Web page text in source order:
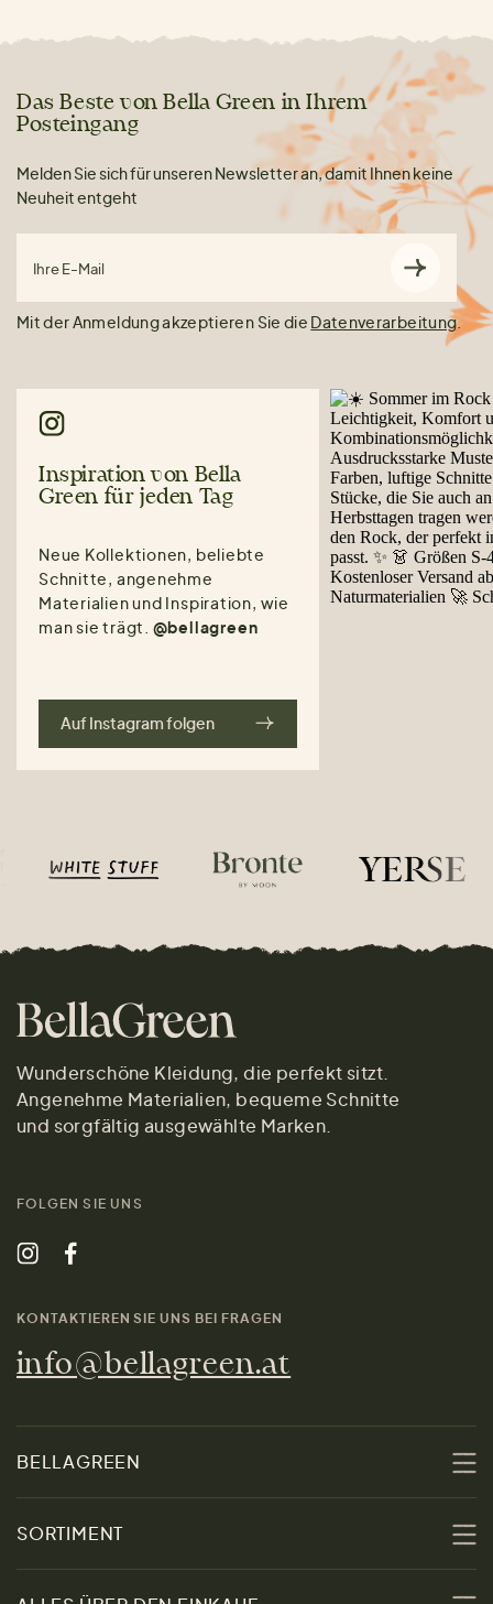
Das Beste von Bella Green in Ihrem
Posteingang
Melden Sie sich für unseren Newsletter an, damit Ihnen keine
Neuheit entgeht
Ihre E-Mail
Mit der Anmeldung akzeptieren Sie die Datenverarbeitung.
Inspiration von Bella
Green für jeden Tag
Neue Kollektionen, beliebte
Schnitte, angenehme
Materialien und Inspiration, wie
man sie trägt. @bellagreen
Auf Instagram folgen
Wunderschöne Kleidung, die perfekt sitzt.
Angenehme Materialien, bequeme Schnitte
und sorgfältig ausgewählte Marken.
FOLGEN SIE UNS
KONTAKTIEREN SIE UNS BEI FRAGEN
info@bellagreen.at
BELLAGREEN
Nachhaltigkeit
SORTIMENT